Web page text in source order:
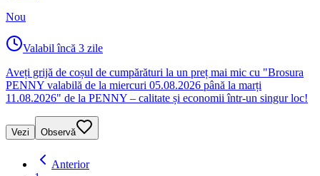
Nou
Valabil încă 3 zile
Aveți grijă de coșul de cumpărături la un preț mai mic cu "Brosura
PENNY valabilă de la miercuri 05.08.2026 până la marți
11.08.2026" de la PENNY – calitate și economii într-un singur loc!
Vezi Observă
Anterior